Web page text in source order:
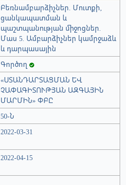
Բեռնամբարձիչներ. Մուտքի,
ցանկապատման և
պաշտպանության միջոցներ.
Մաս 5. Ամբարձիչներ կամրջաձև
և դարպասային
Գործող
«ՍՏԱՆԴԱՐՏԱՑՄԱՆ ԵՎ
ՉԱՓԱԳԻՏՈՒԹՅԱՆ ԱԶԳԱՅԻՆ
ՄԱՐՄԻՆ» ՓԲԸ
50-Ն
2022-03-31
2022-04-15